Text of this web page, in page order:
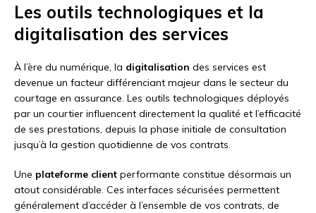
Les outils technologiques et la
digitalisation des services
À l’ère du numérique, la digitalisation des services est
devenue un facteur différenciant majeur dans le secteur du
courtage en assurance. Les outils technologiques déployés
par un courtier influencent directement la qualité et l’efficacité
de ses prestations, depuis la phase initiale de consultation
jusqu’à la gestion quotidienne de vos contrats.
Une plateforme client performante constitue désormais un
atout considérable. Ces interfaces sécurisées permettent
généralement d’accéder à l’ensemble de vos contrats, de